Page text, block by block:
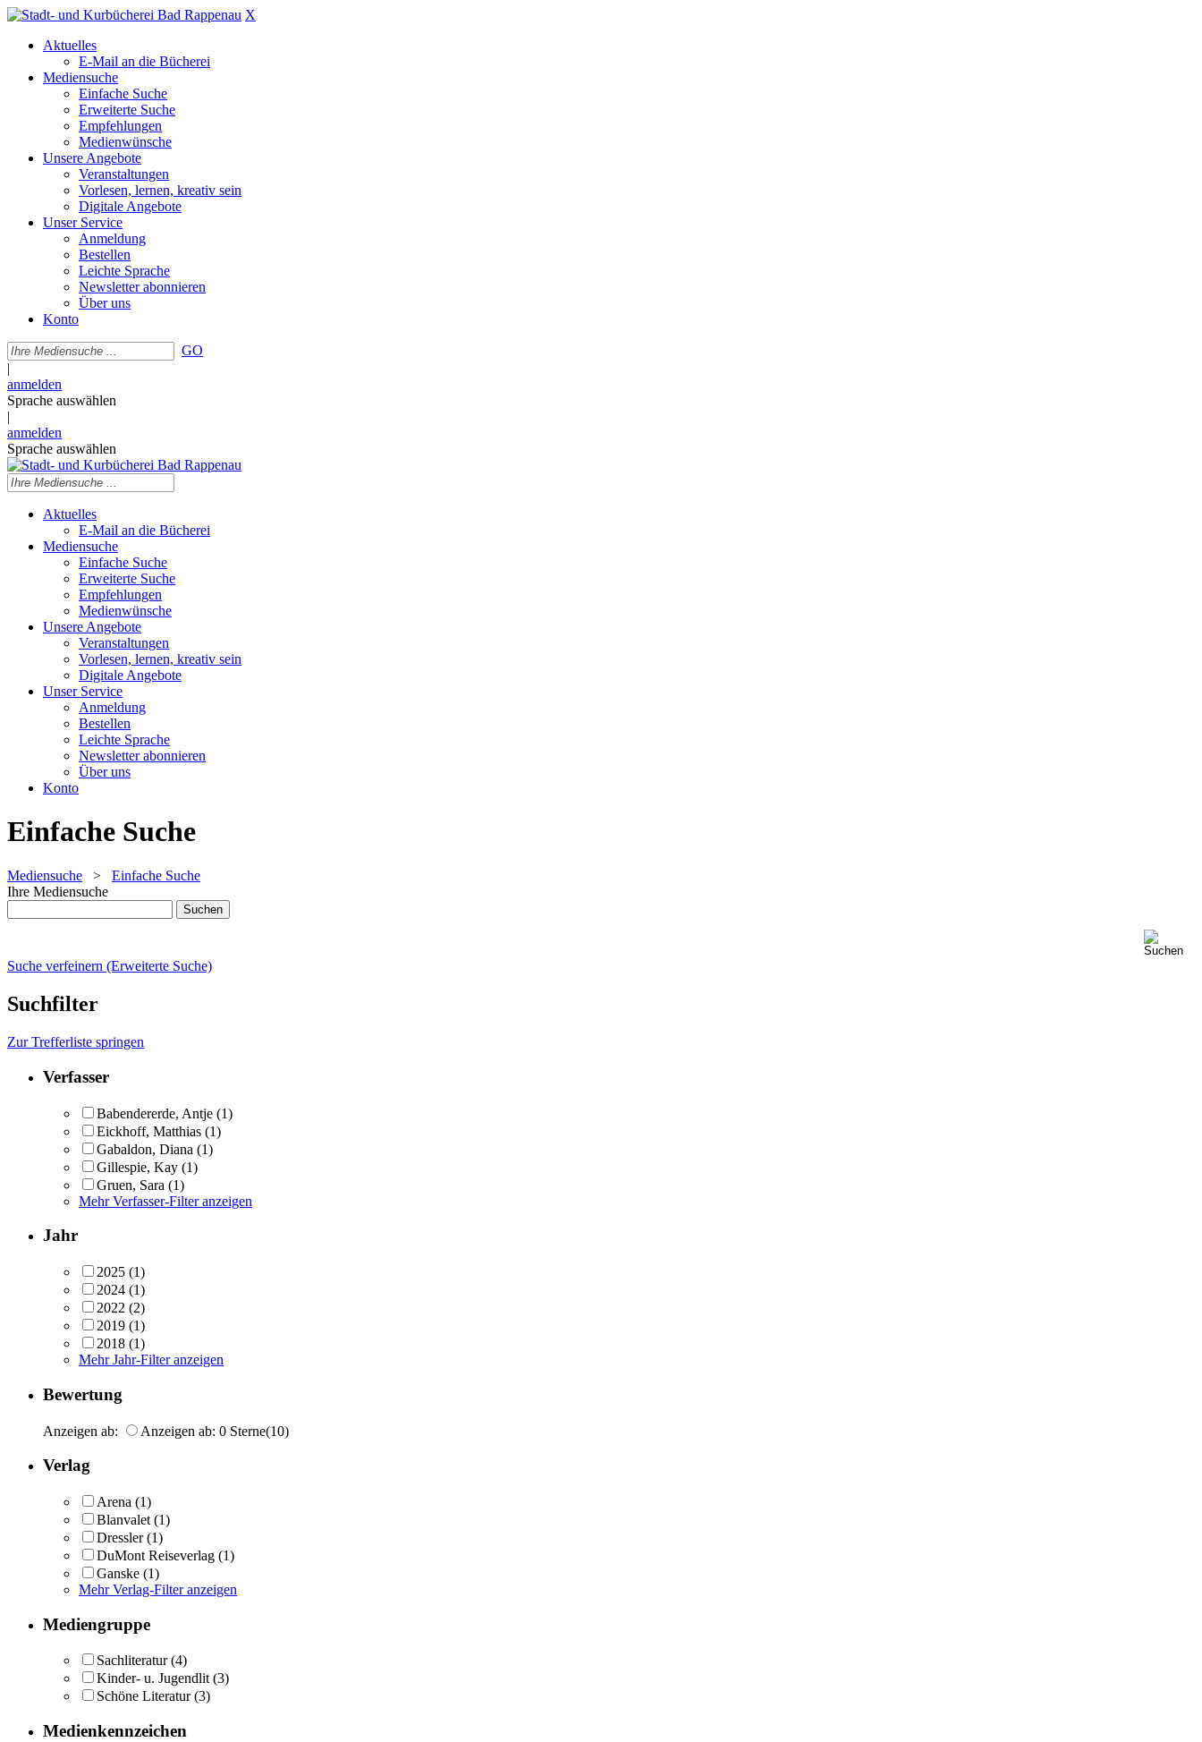
X
Aktuelles
E-Mail an die Bücherei
Mediensuche
Einfache Suche
Erweiterte Suche
Empfehlungen
Medienwünsche
Unsere Angebote
Veranstaltungen
Vorlesen, lernen, kreativ sein
Digitale Angebote
Unser Service
Anmeldung
Bestellen
Leichte Sprache
Newsletter abonnieren
Über uns
Konto
GO
|
anmelden
Sprache auswählen
|
anmelden
Sprache auswählen
Aktuelles
E-Mail an die Bücherei
Mediensuche
Einfache Suche
Erweiterte Suche
Empfehlungen
Medienwünsche
Unsere Angebote
Veranstaltungen
Vorlesen, lernen, kreativ sein
Digitale Angebote
Unser Service
Anmeldung
Bestellen
Leichte Sprache
Newsletter abonnieren
Über uns
Konto
Einfache Suche
Mediensuche > Einfache Suche
Ihre Mediensuche
Suche verfeinern (Erweiterte Suche)
Suchfilter
Zur Trefferliste springen
Verfasser
Babendererde, Antje (1)
Eickhoff, Matthias (1)
Gabaldon, Diana (1)
Gillespie, Kay (1)
Gruen, Sara (1)
Mehr Verfasser-Filter anzeigen
Jahr
2025 (1)
2024 (1)
2022 (2)
2019 (1)
2018 (1)
Mehr Jahr-Filter anzeigen
Bewertung
Anzeigen ab: Anzeigen ab: 0 Sterne(10)
Verlag
Arena (1)
Blanvalet (1)
Dressler (1)
DuMont Reiseverlag (1)
Ganske (1)
Mehr Verlag-Filter anzeigen
Mediengruppe
Sachliteratur (4)
Kinder- u. Jugendlit (3)
Schöne Literatur (3)
Medienkennzeichen